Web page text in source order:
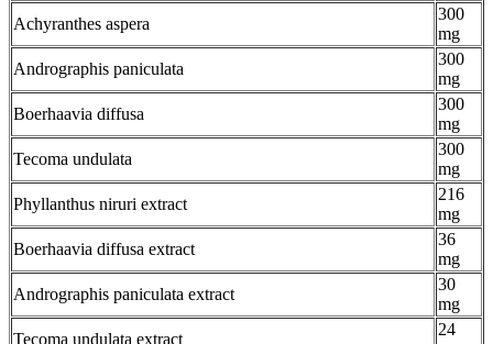
Achyranthes aspera
300
mg
Andrographis paniculata
300
mg
Boerhaavia diffusa
300
mg
Tecoma undulata
300
mg
Phyllanthus niruri extract
216
mg
Boerhaavia diffusa extract
36
mg
Andrographis paniculata extract
30
mg
Tecoma undulata extract
24